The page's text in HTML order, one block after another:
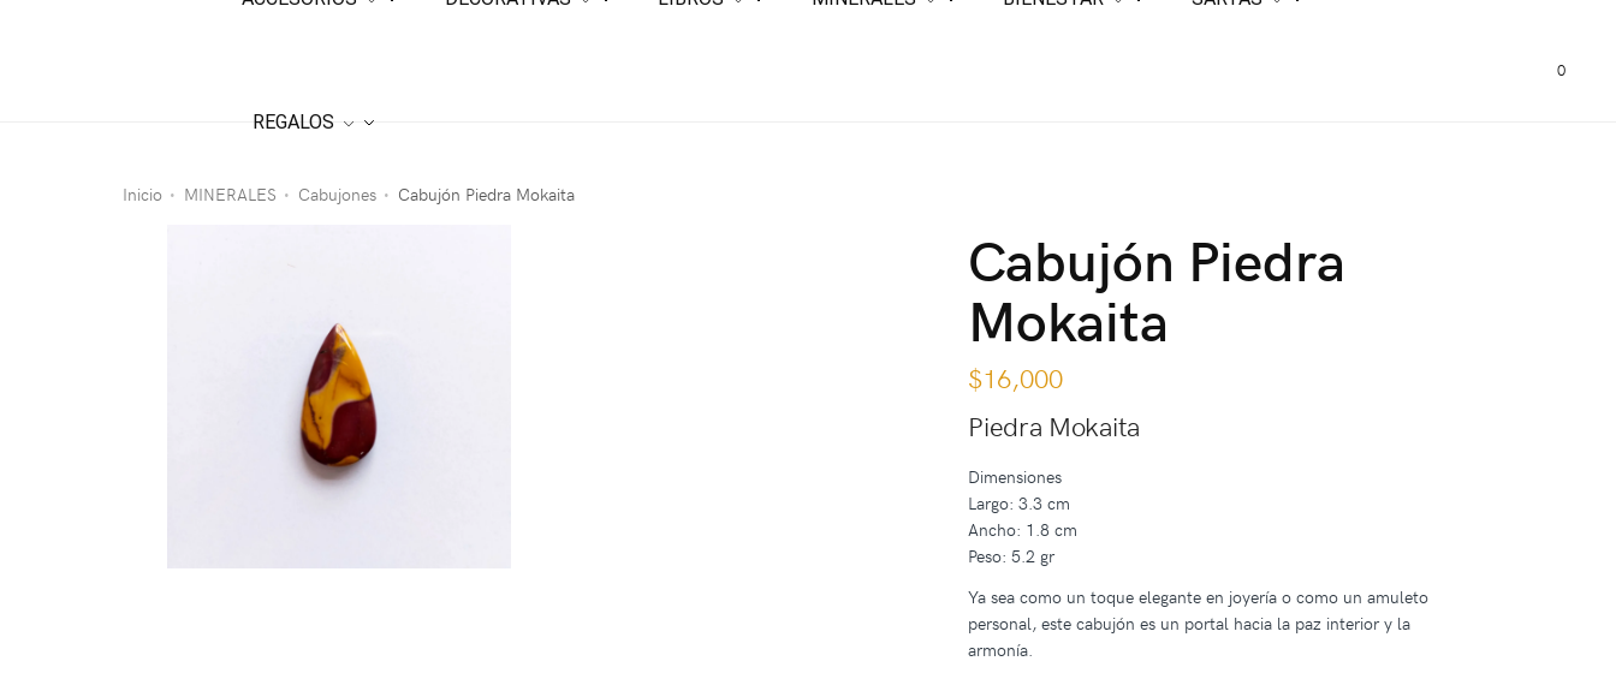
REGALOS
0
Inicio • MINERALES • Cabujones • Cabujón Piedra Mokaita
Cabujón Piedra
Mokaita
$16,000
Piedra Mokaita
Dimensiones
Largo: 3.3 cm
Ancho: 1.8 cm
Peso: 5.2 gr
Ya sea como un toque elegante en joyería o como un amuleto
personal, este cabujón es un portal hacia la paz interior y la
armonía.